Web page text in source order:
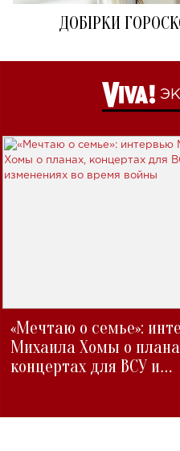
ДОБІРКИ
«Мечтаю о семье»:
Михаила Хомы о
концертах для ВСУ и